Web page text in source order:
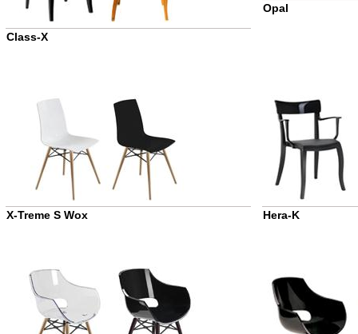
Class-X
Opal
X-Treme S Wox Hera-K